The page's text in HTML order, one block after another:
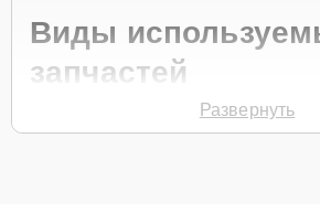
Виды
запчастей
Для ремонта телевизоров модели LE-
Развернуть